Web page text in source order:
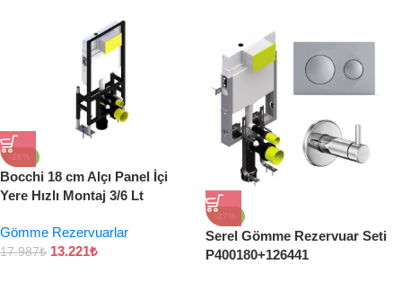
-26%
Bocchi 18 cm Alçı Panel İçi
Yere Hızlı Montaj 3/6 Lt
Gömme Rezervuarlar
17.987₺ 13.221₺
-27%
Serel Gömme Rezervuar Seti
P400180+126441